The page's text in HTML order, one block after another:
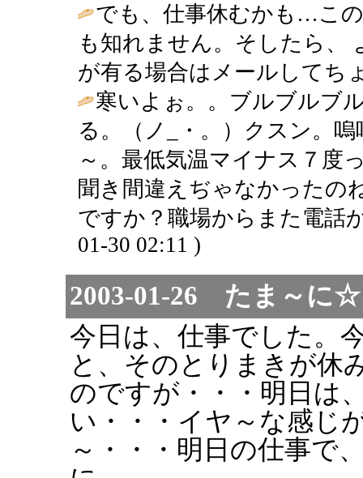
でも、仕事休むかも…こ
も知れません。そしたら、
が有る場合はメールしてち
寒いよぉ。。ブルブルブ
る。（ノ_・。）クスン。
～。最低気温マイナス７度
聞き間違えぢゃなかった
ですか？職場からまた電話
01-30 02:11 )
2003-01-26 たま～に
今日は、仕事でした。
と、そのとりまきが休
のですが・・・明日は
い・・・イヤ～な感じ
～・・・明日の仕事で